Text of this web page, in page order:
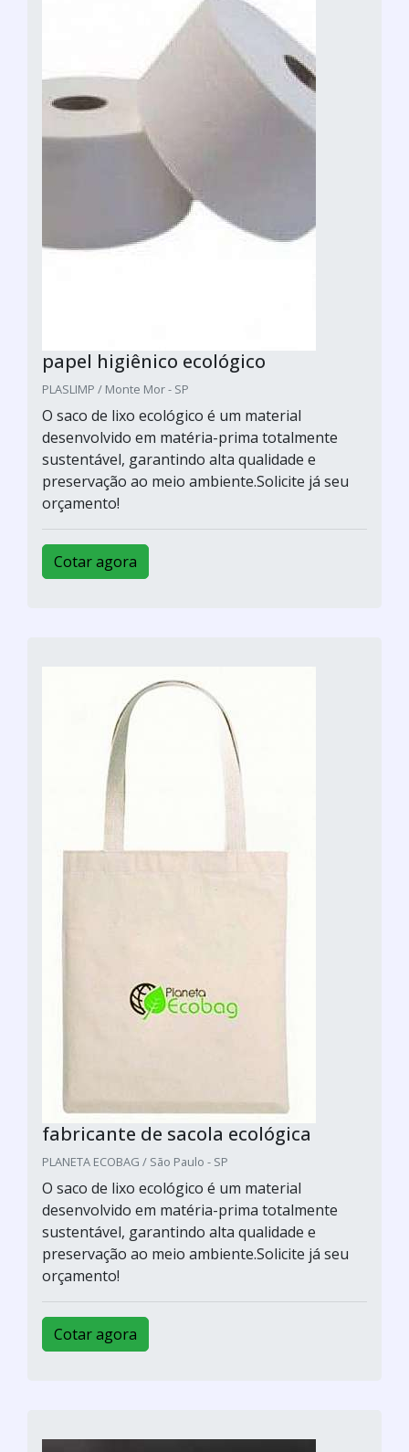
papel higiênico ecológico
PLASLIMP / Monte Mor - SP
O saco de lixo ecológico é um material
desenvolvido em matéria-prima totalmente
sustentável, garantindo alta qualidade e
preservação ao meio ambiente.Solicite já seu
orçamento!
Cotar agora
fabricante de sacola ecológica
PLANETA ECOBAG / São Paulo - SP
O saco de lixo ecológico é um material
desenvolvido em matéria-prima totalmente
sustentável, garantindo alta qualidade e
preservação ao meio ambiente.Solicite já seu
orçamento!
Cotar agora